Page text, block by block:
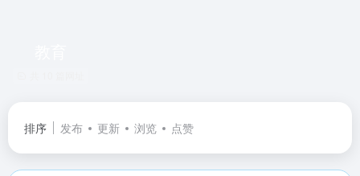
排序 发布 更新 浏览 点赞